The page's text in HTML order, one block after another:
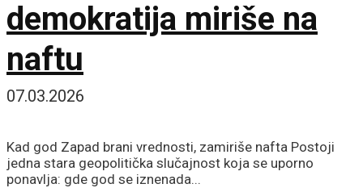
demokratija miriše na
naftu
07.03.2026
Kad god Zapad brani vrednosti, zamiriše nafta Postoji
jedna stara geopolitička slučajnost koja se uporno
ponavlja: gde god se iznenada...